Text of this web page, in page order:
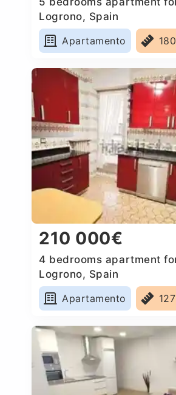
Logrono, Spain
Apartamento
210 000€
4 bedrooms apartment
Logrono, Spain
Apartamento